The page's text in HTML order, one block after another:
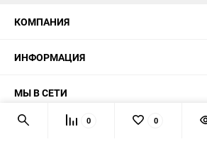
КОМПАНИЯ
ИНФОРМАЦИЯ
МЫ В СЕТИ
КОНТАКТЫ
0 0